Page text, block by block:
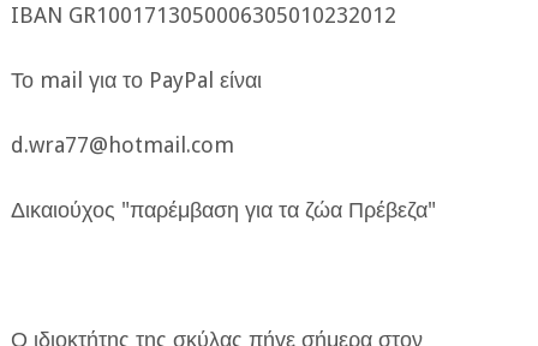
IBAN GR1001713050006305010232012
Το mail για το PayPal είναι
d.wra77@hotmail.com
Δικαιούχος "παρέμβαση για τα ζώα Πρέβεζα"
Ο ιδιοκτήτης της σκύλας πήγε σήμερα στον